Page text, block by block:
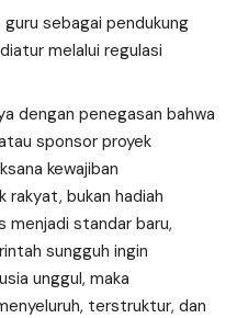
sebagai pendukung
melalui regulasi
dengan penegasan bahwa
sponsor proyek
kewajiban
rakyat, bukan hadiah
menjadi standar baru,
sungguh ingin
unggul, maka
terstruktur, dan